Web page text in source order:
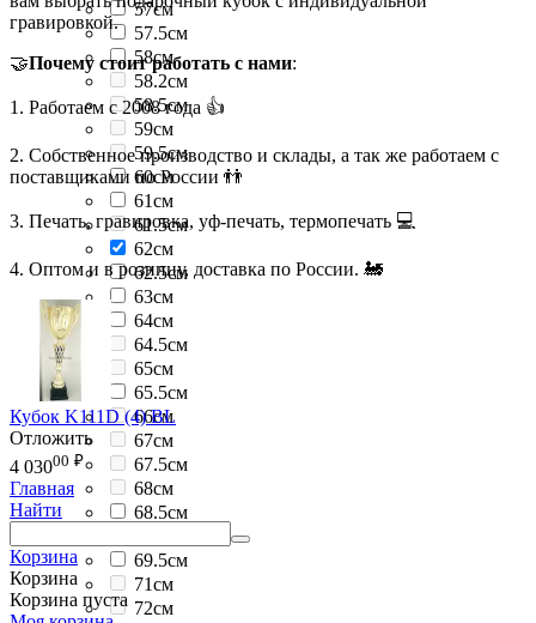
57см
57.5см
58см
58.2см
58.5см
59см
59.5см
60см
61см
61.5см
62см
62.5см
63см
64см
64.5см
65см
65.5см
66см
67см
67.5см
68см
68.5см
69.5см
71см
72см
гравировкой.
🤝Почему стоит работать с нами:
1. Работаем с 2008 года 👍
2. Собственное производство и склады, а так же работаем с
поставщиками по России 👬
3. Печать, гравировка, уф-печать, термопечать 💻
4. Оптом и в розницу, доставка по России. 🚂
Кубок K111D (4) BL
Отложить
4 03000 ₽
Главная
Найти
Корзина
Корзина
Корзина пуста